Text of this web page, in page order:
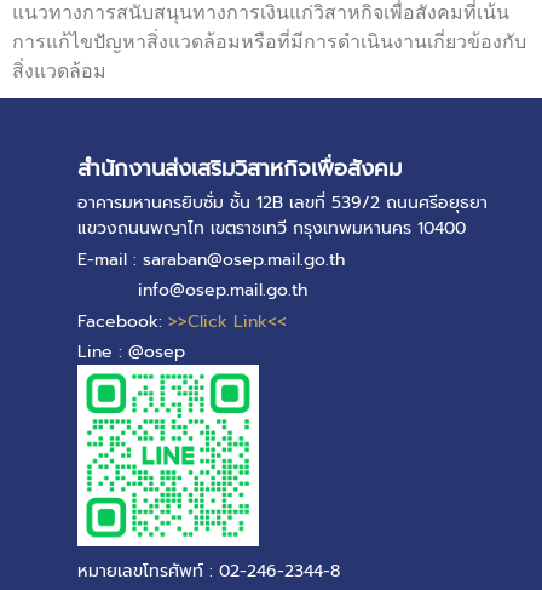
แนวทางการสนับสนุนทางการเงินแก่วิสาหกิจเพื่อสังคมที่เน้น
การแก้ไขปัญหาสิ่งแวดล้อมหรือที่มีการดำเนินงานเกี่ยวข้องกับ
สิ่งแวดล้อม
สำนักงานส่งเสริมวิสาหกิจเพื่อสังคม
อาคารมหานครยิบซั่ม ชั้น 12B เลขที่ 539/2 ถนนศรีอยุธยา
แขวงถนนพญาไท เขตราชเทวี กรุงเทพมหานคร 10400
E-mail : saraban@osep.mail.go.th
info@osep.mail.go.th
Facebook: >>Click Link<<
Line : @osep
หมายเลขโทรศัพท์ : 02-246-2344-8